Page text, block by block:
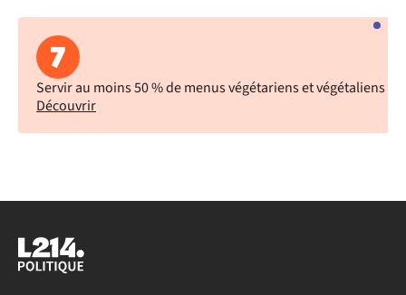
7
Servir au moins 50 % de menus végétariens et végétaliens
Découvrir